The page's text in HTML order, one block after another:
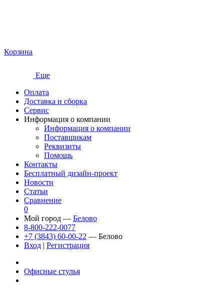
Корзина
Еще
Оплата
Доставка и сборка
Сервис
Информация о компании
Информация о компании
Поставщикам
Реквизиты
Помощь
Контакты
Бесплатный дизайн-проект
Новости
Статьи
Сравнение
0
Мой город — Белово
8-800-222-0077
+7 (3843) 60-00-22 — Белово
Вход | Регистрация
Офисные стулья